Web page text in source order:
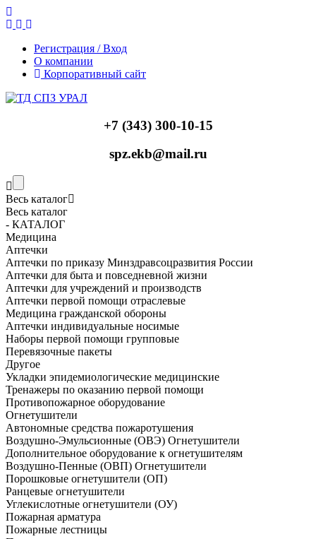
Регистрация / Вход
О компании
Корпоративный сайт
+7 (343) 300-10-15
spz.ekb@mail.ru
Весь каталог
Весь каталог
- КАТАЛОГ
Медицина
Аптечки
Аптечки по приказу Минздравсоцразвития России
Аптечки для быта и повседневной жизни
Аптечки для учреждений и производств
Аптечки первой помощи отраслевые
Медицина гражданской обороны
Аптечки индивидуальные носимые
Наборы первой помощи групповые
Перевязочные пакеты
Другое
Укладки эпидемиологические медицинские
Тренажеры по оказанию первой помощи
Противопожарное оборудование
Огнетушители
Автономные средства пожаротушения
Воздушно-Эмульсионные (ОВЭ) Огнетушители
Дополнительное оборудование к огнетушителям
Воздушно-Пенные (ОВП) Огнетушители
Порошковые огнетушители (ОП)
Ранцевые огнетушители
Углекислотные огнетушители (ОУ)
Пожарная арматура
Пожарные лестницы